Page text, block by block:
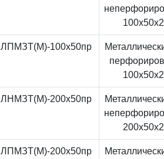
ЛПМЗТ(М)-100x50пр
ЛНМЗТ(М)-200x50пр
ЛПМЗТ(М)-200x50пр